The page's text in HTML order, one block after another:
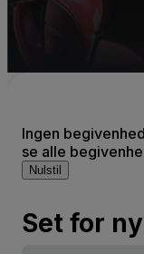
Ingen
se alle
Nulstil
Set for